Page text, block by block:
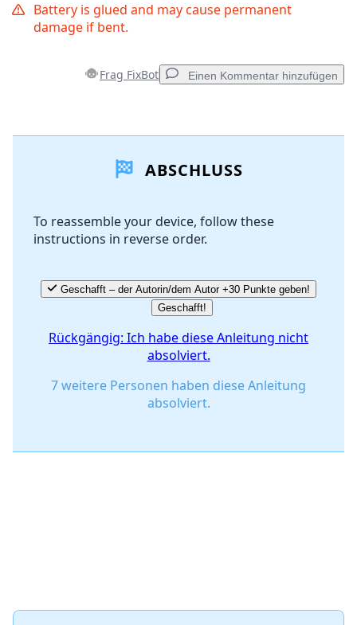
Battery is glued and may cause permanent
damage if bent.
Frag FixBot Einen Kommentar hinzufügen
Kommentar hinzufügen
Abbrechen
ABSCHLUSS
To reassemble your device, follow these
instructions in reverse order.
Geschafft – der Autorin/dem Autor +30 Punkte geben!
Geschafft!
Rückgängig: Ich habe diese Anleitung nicht
absolviert.
7 weitere Personen haben diese Anleitung
absolviert.